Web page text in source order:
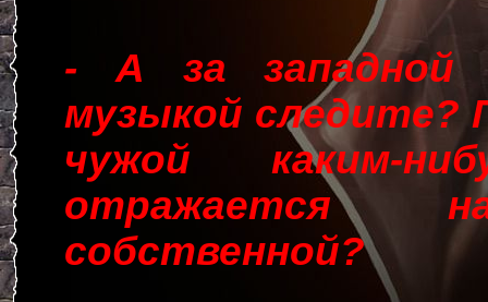
- А за западной
музыкой следите?
чужой каким-
отражается
собственной?